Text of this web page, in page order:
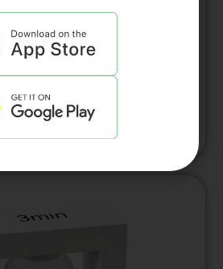
ס”מ עם שרשרת דגם 3645